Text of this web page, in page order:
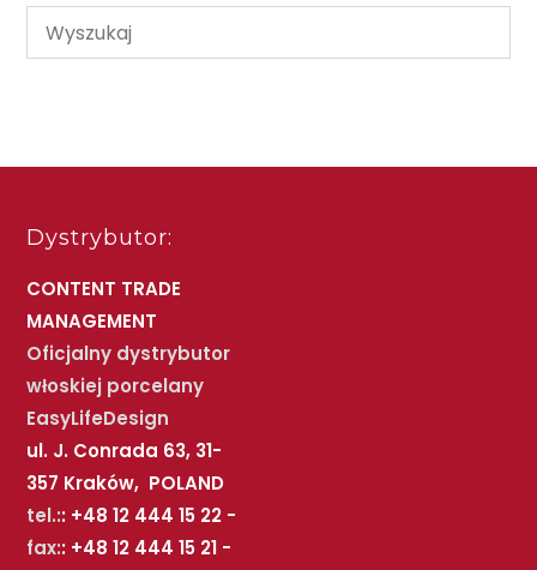
Dystrybutor:
CONTENT TRADE
MANAGEMENT
Oficjalny dystrybutor
włoskiej porcelany
EasyLifeDesign
ul. J. Conrada 63, 31-
357 Kraków, POLAND
tel.:: +48 12 444 15 22 -
fax:: +48 12 444 15 21 -